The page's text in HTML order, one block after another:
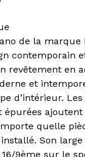
de la
contemporain
revêtement en
et
d’intérieur. Les
épurées
quelle
Son
9ème sur le